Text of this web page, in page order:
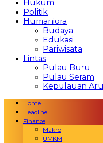
Hukum
Politik
Humaniora
Budaya
Edukasi
Pariwisata
Lintas
Pulau Buru
Pulau Seram
Kepulauan Aru
Home
Headline
Finance
Makro
UMKM